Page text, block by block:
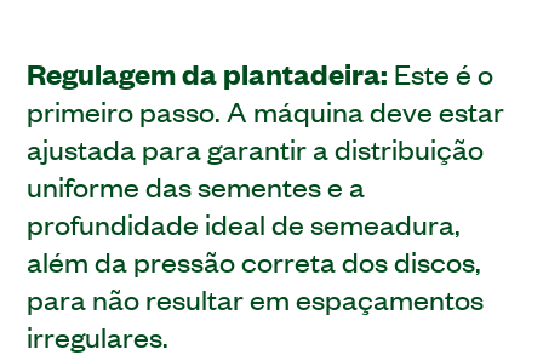
Regulagem da plantadeira: Este é o
primeiro passo. A máquina deve estar
ajustada para garantir a distribuição
uniforme das sementes e a
profundidade ideal de semeadura,
além da pressão correta dos discos,
para não resultar em espaçamentos
irregulares.